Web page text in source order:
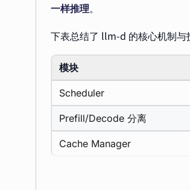
一样推理。
下表总结了 llm-d 的核心机制与
模块
Scheduler
Prefill/Decode 分离
Cache Manager